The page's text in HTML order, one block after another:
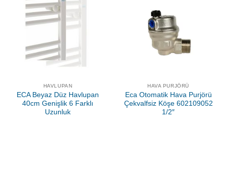
HAVLUPAN
ECA Beyaz Düz Havlupan
40cm Genişlik 6 Farklı
Uzunluk
HAVA PURJÖRÜ
Eca Otomatik Hava Purjörü
Çekvalfsiz Köşe 602109052
1/2″